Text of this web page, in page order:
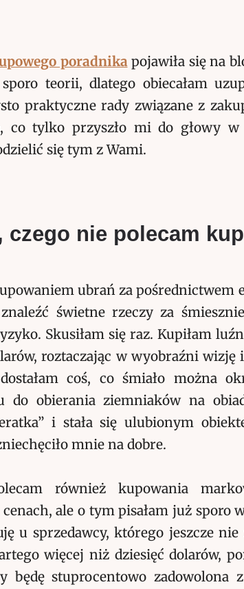
poradnikapojawiła się na
teorii, dlatego obiecałam
praktyczne rady związane z
co tylko przyszło mi do głowy
się tym z Wami.
czego nie polecam
ubrań za pośrednictwem
świetne rzeczy za
Skusiłam się raz. Kupiłam
roztaczając w wyobraźni wizję
coś, co śmiało można
do obierania ziemniaków na
i stała się ulubionym
mnie na dobre.
również kupowania
ale o tym pisałam już sporo
u sprzedawcy, którego jeszcze
więcej niż dziesięć dolarów,
będę stuprocentowo zadowolona